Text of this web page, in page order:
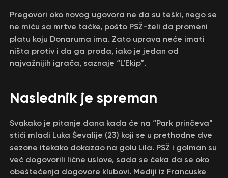
Pregovori oko novog ugovora ne da su teški, nego se
ne miču sa mrtve tačke, pošto PSŽ-želi da promeni
platu koju Donaruma ima. Zato uprava neće imati
ništa protiv i da ga proda, iako je jedan od
najvažnijih igrača, saznaje “L’Ekip”.
Naslednik je spreman
Svakako je pitanje dana kada će na “Park prinčeva”
stići mladi Luka Ševalije (23) koji se u prethodne dve
sezone itekako dokazao na golu Lila. PSŽ i golman su
već dogovorili lične uslove, sada se čeka da se oko
obeštećenja dogovore klubovi. Mediji iz Francuske